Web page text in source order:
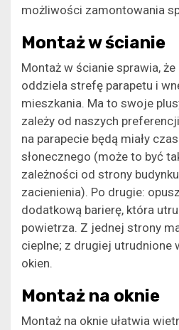
możliwości zamontowania
Montaż w ścianie
Montaż w ścianie sprawia,
oddziela strefę parapetu i
mieszkania. Ma to swoje
zależy od naszych
na parapecie będą miały
słonecznego (może to być
zależności od strony
zacienienia). Po drugie:
dodatkową barierę, która
powietrza. Z jednej strony
cieplne; z drugiej utrudnione
okien.
Montaż na oknie
Montaż na oknie ułatwia